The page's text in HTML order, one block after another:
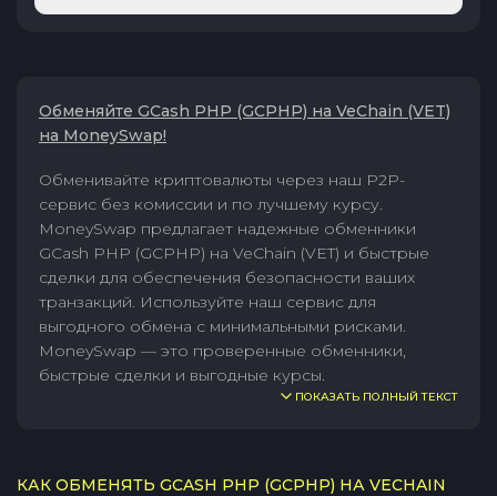
Обменяйте GCash PHP (GCPHP) на VeChain (VET)
на MoneySwap!
Обменивайте криптовалюты через наш P2P-
сервис без комиссии и по лучшему курсу.
MoneySwap предлагает надежные обменники
GCash PHP (GCPHP) на VeChain (VET) и быстрые
сделки для обеспечения безопасности ваших
транзакций. Используйте наш сервис для
выгодного обмена с минимальными рисками.
MoneySwap — это проверенные обменники,
быстрые сделки и выгодные курсы.
ПОКАЗАТЬ ПОЛНЫЙ ТЕКСТ
КАК ОБМЕНЯТЬ GCASH PHP (GCPHP) НА VECHAIN